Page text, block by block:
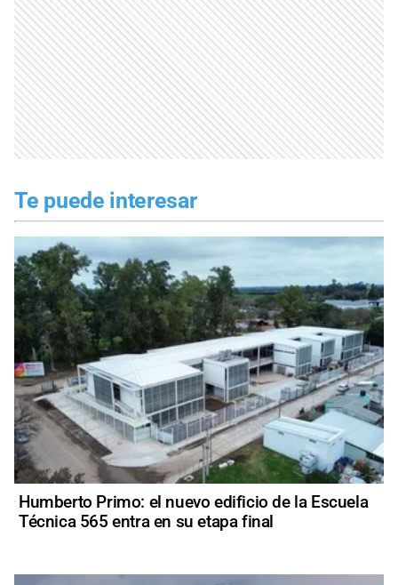
Te puede interesar
Humberto Primo: el nuevo edificio de la Escuela
Técnica 565 entra en su etapa final